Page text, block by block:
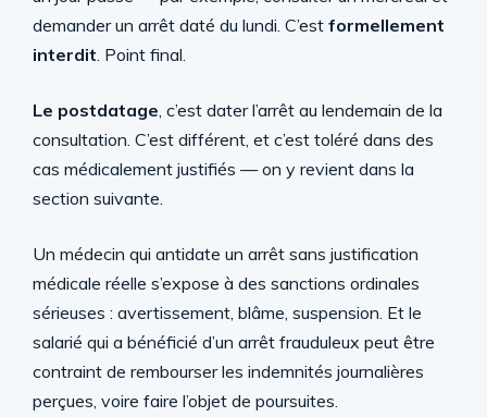
demander un arrêt daté du lundi. C’est formellement
interdit. Point final.
Le postdatage, c’est dater l’arrêt au lendemain de la
consultation. C’est différent, et c’est toléré dans des
cas médicalement justifiés — on y revient dans la
section suivante.
Un médecin qui antidate un arrêt sans justification
médicale réelle s’expose à des sanctions ordinales
sérieuses : avertissement, blâme, suspension. Et le
salarié qui a bénéficié d’un arrêt frauduleux peut être
contraint de rembourser les indemnités journalières
perçues, voire faire l’objet de poursuites.